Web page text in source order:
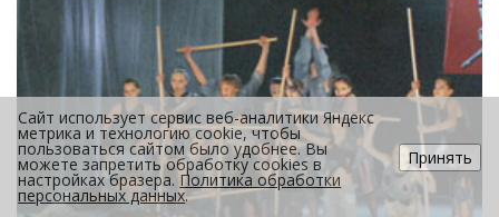
Сайт использует сервис веб-аналитики Яндекс
метрика и технологию cookie, чтобы
пользоваться сайтом было удобнее. Вы
можете запретить обработку cookies в
настройках бразера. Политика обработки
персональных данных.
Принять